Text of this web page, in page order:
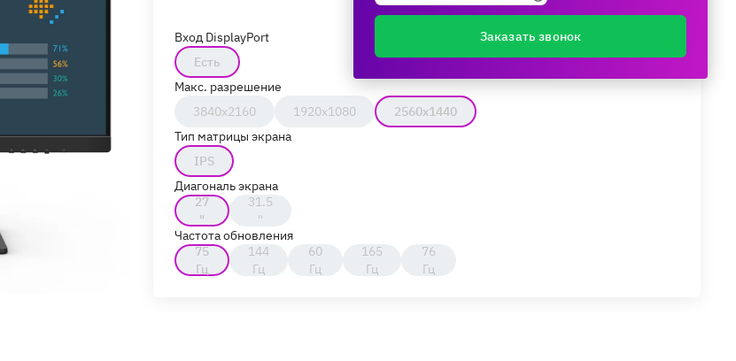
Вход DisplayPort
Есть
Макс. разрешение
3840x2160
1920x1080
2560x1440
Тип матрицы экрана
IPS
Диагональ экрана
27
"
31.5
"
Частота обновления
75
Гц
144
Гц
60
Гц
165
Гц
76
Гц
Заказать звонок